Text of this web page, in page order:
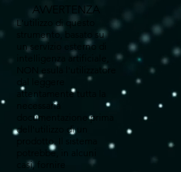
AVVERTENZA
L'utilizzo di questo
strumento, basato su
un servizio esterno di
intelligenza artificiale,
NON esula l'utilizzatore
dal leggere
attentamente tutta la
necessaria
documentazione prima
dell'utilizzo di un
prodotto. Il sistema
potrebbe, in alcuni
casi, fornire